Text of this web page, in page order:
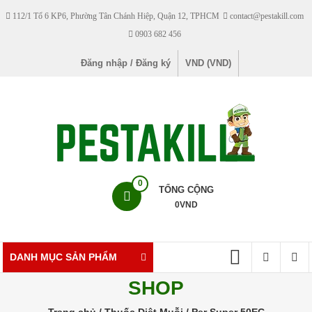
Skip112/1 Tổ 6 KP6, Phường Tân Chánh Hiệp, Quận 12, TPHCM
contact@pestakill.com
0903 682 456
Đăng nhập / Đăng ký VND (VND)
0
TỔNG CỘNG
0VND
DANH MỤC SẢN PHẨM
SHOP